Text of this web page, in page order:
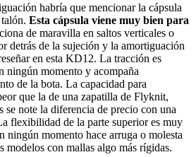
habría que mencionar la cápsula
Esta cápsula viene muy bien para
de maravilla en saltos verticales o
detrás de la sujeción y la amortiguación
en esta KD12. La tracción es
ningún momento y acompaña
de la bota. La capacidad para
que la de una zapatilla de Flyknit,
se note la diferencia de precio con una
flexibilidad de la parte superior es muy
ningún momento hace arruga o molesta
modelos con mallas algo más rígidas.